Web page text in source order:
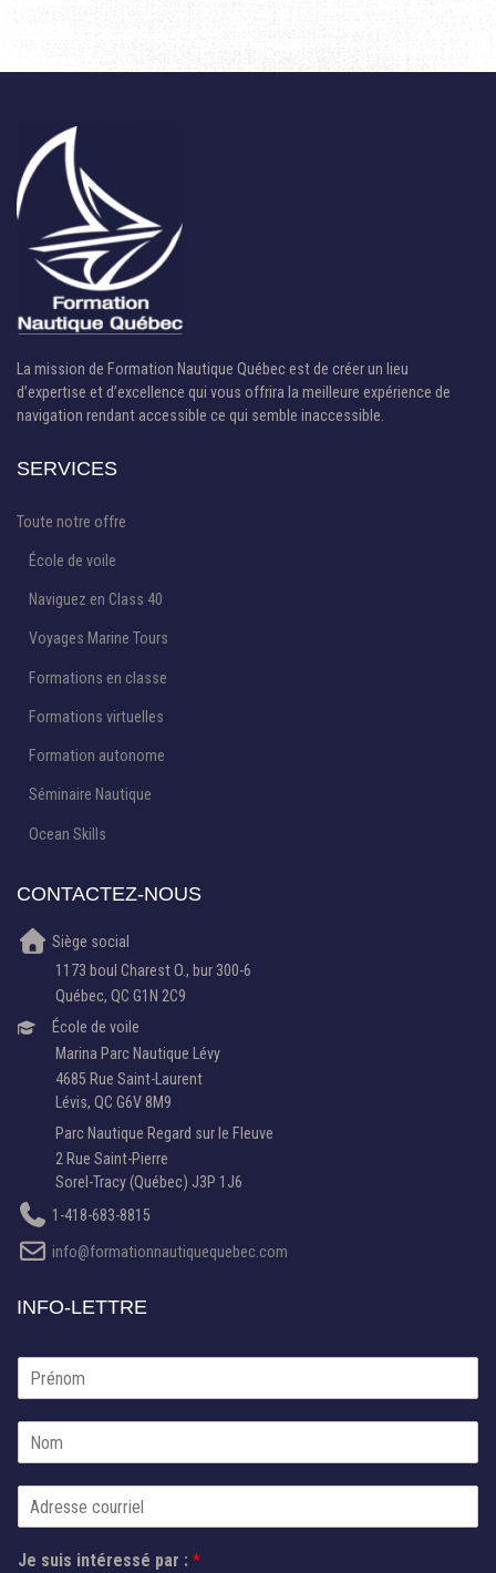
La mission de Formation Nautique Québec est de créer un lieu
d’expertise et d’excellence qui vous offrira la meilleure expérience de
navigation rendant accessible ce qui semble inaccessible.
SERVICES
Toute notre offre
École de voile
Naviguez en Class 40
Voyages Marine Tours
Formations en classe
Formations virtuelles
Formation autonome
Séminaire Nautique
Ocean Skills
CONTACTEZ-NOUS
Siège social
1173 boul Charest O., bur 300-6
Québec, QC G1N 2C9
École de voile
Marina Parc Nautique Lévy
4685 Rue Saint-Laurent
Lévis, QC G6V 8M9
Parc Nautique Regard sur le Fleuve
2 Rue Saint-Pierre
Sorel-Tracy (Québec) J3P 1J6
1-418-683-8815
info@formationnautiquequebec.com
INFO-LETTRE
s
i
s
rJe suis intéressé par : *